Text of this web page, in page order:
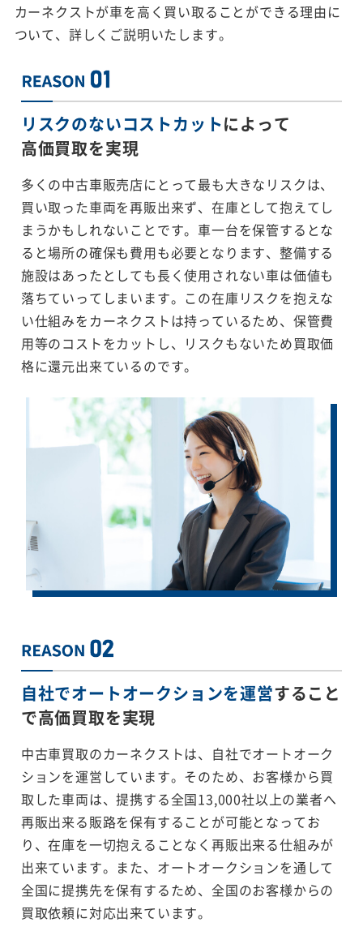
カーネクストが車を高く買い取ることができる理由に
ついて、詳しくご説明いたします。
リスクのないコストカットによって
高価買取を実現
多くの中古車販売店にとって最も大きなリスクは、
買い取った車両を再販出来ず、在庫として抱えてし
まうかもしれないことです。車一台を保管するとな
ると場所の確保も費用も必要となります、整備する
施設はあったとしても長く使用されない車は価値も
落ちていってしまいます。この在庫リスクを抱えな
い仕組みをカーネクストは持っているため、保管費
用等のコストをカットし、リスクもないため買取価
格に還元出来ているのです。
自社でオートオークションを運営すること
で高価買取を実現
中古車買取のカーネクストは、自社でオートオーク
ションを運営しています。そのため、お客様から買
取した車両は、提携する全国13,000社以上の業者へ
再販出来る販路を保有することが可能となってお
り、在庫を一切抱えることなく再販出来る仕組みが
出来ています。また、オートオークションを通して
全国に提携先を保有するため、全国のお客様からの
買取依頼に対応出来ています。